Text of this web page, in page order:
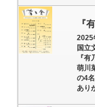
『
2025
国立
『
萌川
の4
あり